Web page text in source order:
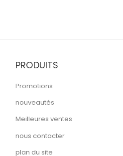
PRODUITS
Promotions
nouveautés
Meilleures ventes
nous contacter
plan du site